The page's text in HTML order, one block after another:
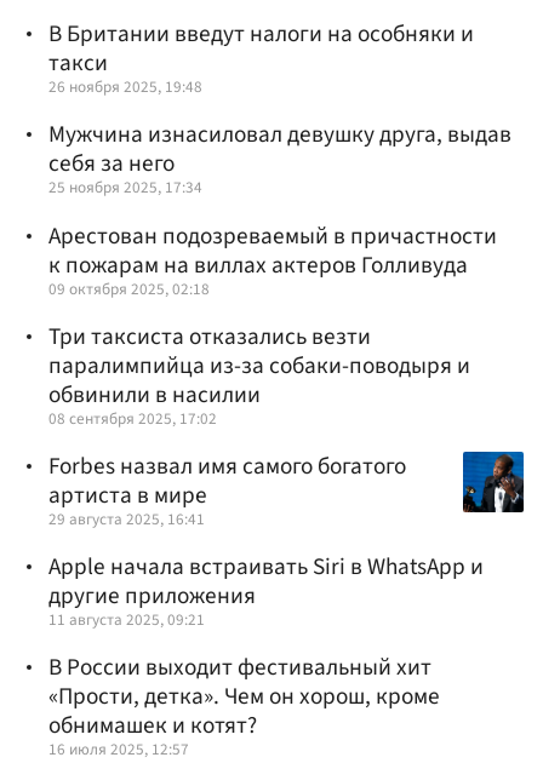
В Британии введут налоги на особняки и
такси
26 ноября 2025, 19:48
Мужчина изнасиловал девушку друга, выдав
себя за него
25 ноября 2025, 17:34
Арестован подозреваемый в причастности
к пожарам на виллах актеров Голливуда
09 октября 2025, 02:18
Три таксиста отказались везти
паралимпийца из-за собаки-поводыря и
обвинили в насилии
08 сентября 2025, 17:02
Forbes назвал имя самого богатого
артиста в мире
29 августа 2025, 16:41
Apple начала встраивать Siri в WhatsApp и
другие приложения
11 августа 2025, 09:21
В России выходит фестивальный хит
«Прости, детка». Чем он хорош, кроме
обнимашек и котят?
16 июля 2025, 12:57